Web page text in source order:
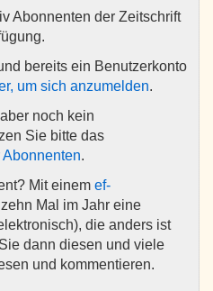
Abonnenten der Zeitschrift
bereits ein Benutzerkonto
um sich anzumelden.
noch kein
Sie bitte das
.
Mit einem ef-
Mal im Jahr eine
die anders ist
dann diesen und viele
und kommentieren.